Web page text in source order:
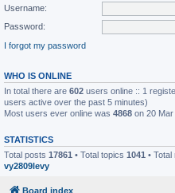
Username:
Password:
I forgot my password
WHO IS ONLINE
In total there are 602 users online :: 1
users active over the past 5 minutes)
Most users ever online was 4868 on 20
STATISTICS
Total posts 17861 • Total topics 1041 • Total
vy2809levy
Board index